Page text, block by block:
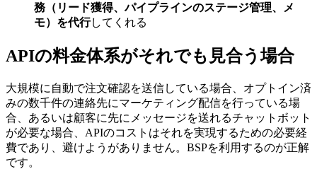
務（リード獲得、パイプラインのステージ管理、メ
モ）を代行してくれる
APIの料金体系がそれでも見合う場合
大規模に自動で注文確認を送信している場合、オプトイン済
みの数千件の連絡先にマーケティング配信を行っている場
合、あるいは顧客に先にメッセージを送れるチャットボット
が必要な場合、APIのコストはそれを実現するための必要経
費であり、避けようがありません。BSPを利用するのが正解
です。